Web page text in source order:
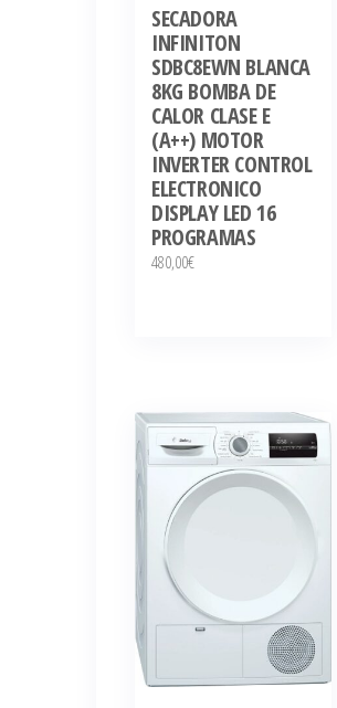
SECADORA
INFINITON
SDBC8EWN BLANCA
8KG BOMBA DE
CALOR CLASE E
(A++) MOTOR
INVERTER CONTROL
ELECTRONICO
DISPLAY LED 16
PROGRAMAS
480,00€